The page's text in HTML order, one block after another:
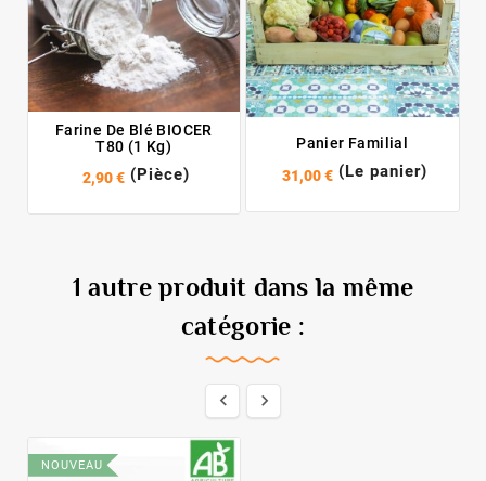
Farine De Blé BIOCER
T80 (1 Kg)
2,90 € (Pièce)
Panier Familial
31,00 € (Le panier)
1 autre produit dans la même
catégorie :
 
NOUVEAU